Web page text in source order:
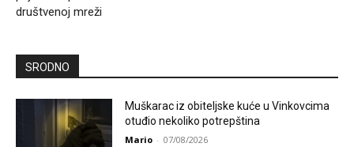
društvenoj mreži
SRODNO
Muškarac iz obiteljske kuće u Vinkovcima
otuđio nekoliko potrepština
Mario - 07/08/2026